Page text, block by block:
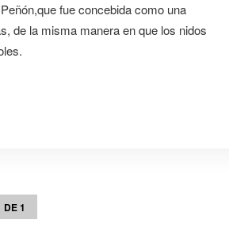
fue concebida como una
de la misma manera en que los nidos
DE 1